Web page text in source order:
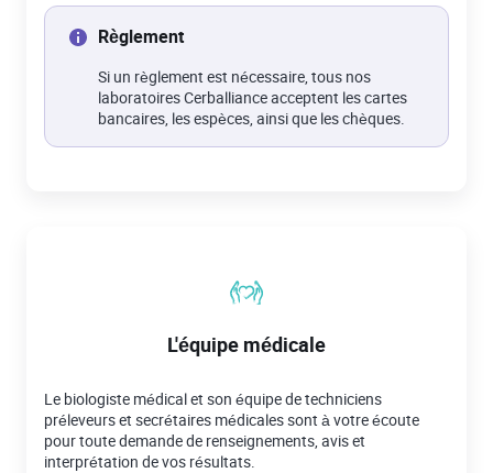
Règlement
Si un règlement est nécessaire, tous nos
laboratoires Cerballiance acceptent les cartes
bancaires, les espèces, ainsi que les chèques.
L'équipe médicale
Le biologiste médical et son équipe de techniciens
préleveurs et secrétaires médicales sont à votre écoute
pour toute demande de renseignements, avis et
interprétation de vos résultats.